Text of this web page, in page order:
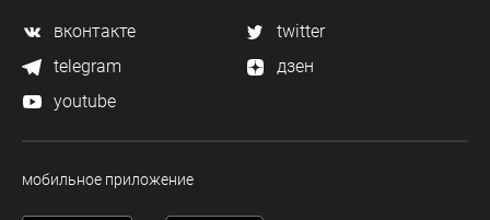
вконтакте
twitter
telegram
дзен
youtube
мобильное приложение